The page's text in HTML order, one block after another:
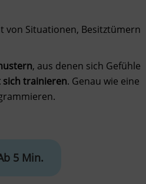
von Situationen, Besitztümern
, aus denen sich Gefühle
sich trainieren. Genau wie eine
5 Min.